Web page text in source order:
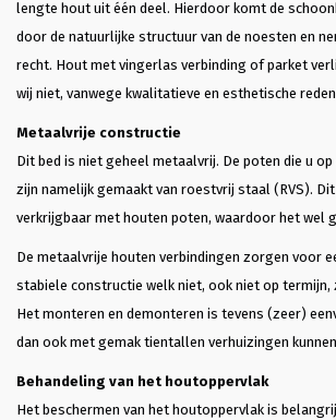
lengte hout uit één deel. Hierdoor komt de
door de natuurlijke structuur van de noesten en
recht. Hout met vingerlas verbinding of parket
wij niet, vanwege kwalitatieve en esthetische
Metaalvrije constructie
Dit bed is niet geheel metaalvrij. De poten die u
zijn namelijk gemaakt van roestvrij staal (RVS).
verkrijgbaar met houten poten, waardoor het wel
De metaalvrije houten verbindingen zorgen voor
stabiele constructie welk niet, ook niet op termijn,
Het monteren en demonteren is tevens (zeer)
dan ook met gemak tientallen verhuizingen
Behandeling van het houtoppervlak
Het beschermen van het houtoppervlak is